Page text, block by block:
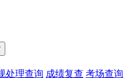
处理查询 成绩复查 考场查询